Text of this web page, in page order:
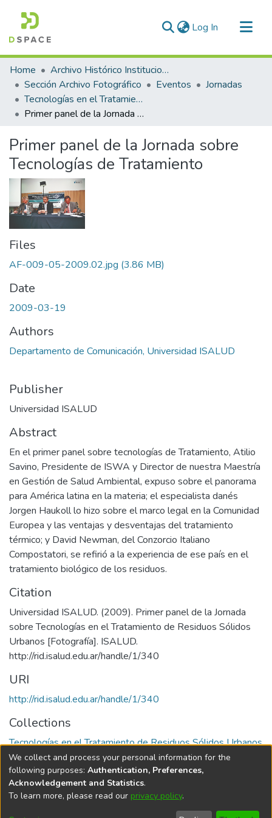
Log In (current)
Communities & Collections
All of DSpace
Statistics
Home
Archivo Histórico Institucional
Sección Archivo Fotográfico
Eventos
Jornadas
Tecnologías en el Tratamiento de Residuos Sólidos Urbanos
Primer panel de la Jornada sobre Tecnologías de Tratamiento
Primer panel de la Jornada sobre
Tecnologías de Tratamiento
Files
AF-009-05-2009.02.jpg (3.86 MB)
Date
2009-03-19
Authors
Departamento de Comunicación, Universidad ISALUD
Publisher
Universidad ISALUD
Abstract
En el primer panel sobre tecnologías de Tratamiento, Atilio
Savino, Presidente de ISWA y Director de nuestra Maestría
en Gestión de Salud Ambiental, expuso sobre el panorama
para América latina en la materia; el especialista danés
Jorgen Haukoll lo hizo sobre el marco legal en la Comunidad
Europea y las ventajas y desventajas del tratamiento
térmico; y David Newman, del Conzorcio Italiano
Compostatori, se refirió a la experiencia de ese país en el
tratamiento biológico de los residuos.
Citation
Universidad ISALUD. (2009). Primer panel de la Jornada
sobre Tecnologías en el Tratamiento de Residuos Sólidos
Urbanos [Fotografía]. ISALUD.
URI
http://rid.isalud.edu.ar/handle/1/340
Collections
Tecnologías en el Tratamiento de Residuos Sólidos Urbanos
Full item page
DSpace softwarecopyright © 2002-2026
We collect and process your personal information for the
following purposes: Authentication, Preferences,
Acknowledgement and Statistics.
To learn more, please read our privacy policy.